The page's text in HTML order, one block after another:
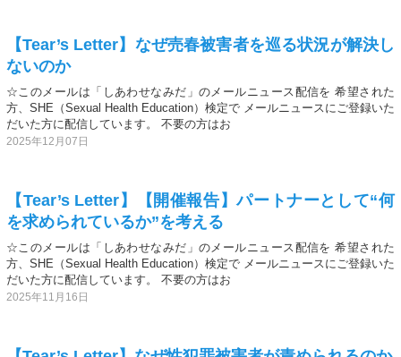
【Tear’s Letter】なぜ売春被害者を巡る状況が解決し
ないのか
☆このメールは「しあわせなみだ」のメールニュース配信を 希望された
方、SHE（Sexual Health Education）検定で メールニュースにご登録いた
だいた方に配信しています。 不要の方はお
2025年12月07日
【Tear’s Letter】【開催報告】パートナーとして“何
を求められているか”を考える
☆このメールは「しあわせなみだ」のメールニュース配信を 希望された
方、SHE（Sexual Health Education）検定で メールニュースにご登録いた
だいた方に配信しています。 不要の方はお
2025年11月16日